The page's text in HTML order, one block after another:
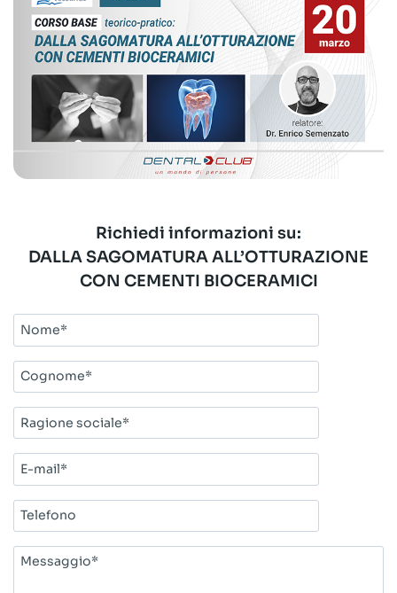
Richiedi informazioni su:
DALLA SAGOMATURA ALL’OTTURAZIONE
CON CEMENTI BIOCERAMICI
Nome*
Cognome*
Ragione
sociale*
E-
mail*
Telefono
Messaggio*